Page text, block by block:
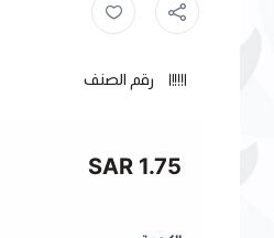
رقم الصنف
1.75 SAR